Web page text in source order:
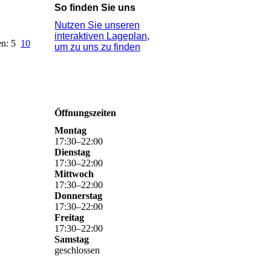
5 10
So finden Sie uns
Nutzen Sie unseren
interaktiven La­ge­plan,
um zu uns zu finden
Öffnungszeiten
Montag
17:30–22:00
Dienstag
17:30–22:00
Mittwoch
17:30–22:00
Donnerstag
17:30–22:00
Freitag
17:30–22:00
Samstag
geschlossen